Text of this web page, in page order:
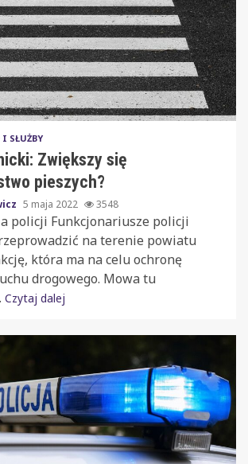
I SŁUŻBY
Zwiększy się
pieszych?
5 maja 2022 3548
policji Funkcjonariusze policji
na terenie powiatu
która ma na celu ochronę
drogowego. Mowa tu
Czytaj dalej